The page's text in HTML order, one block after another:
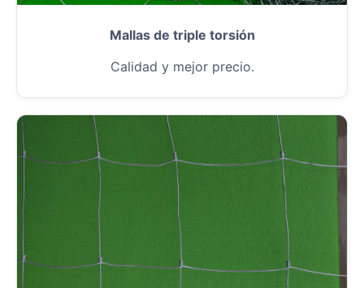
Mallas de triple torsión
Calidad y mejor precio.